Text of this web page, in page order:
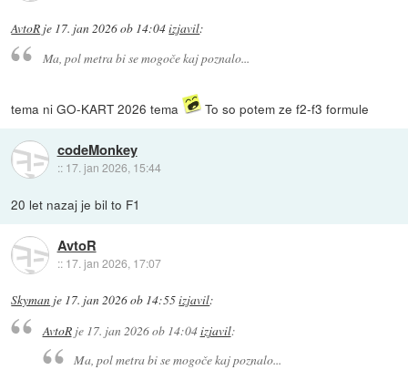
AvtoR je 17. jan 2026 ob 14:04izjavil:
Ma, pol metra bi se mogoče kaj poznalo...
tema ni GO-KART 2026 tema To so potem ze f2-f3 formule
codeMonkey
:: 17. jan 2026, 15:44
20 let nazaj je bil to F1
AvtoR
:: 17. jan 2026, 17:07
Skyman je 17. jan 2026 ob 14:55izjavil:
AvtoRje 17. jan 2026 ob 14:04izjavil:
Ma, pol metra bi se mogoče kaj poznalo...